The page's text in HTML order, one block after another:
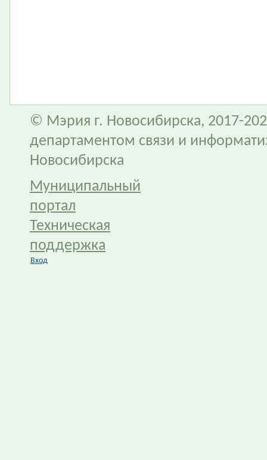
© Мэрия г. Новосибирска, 2017-
департаментом связи и
Новосибирска
Муниципальный
портал
Техническая
поддержка
Вход